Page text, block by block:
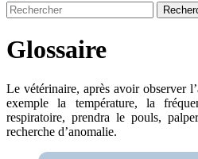
Glossaire
Le vétérinaire, après avoir observer
exemple la température, la
respiratoire, prendra le pouls,
recherche d’anomalie.